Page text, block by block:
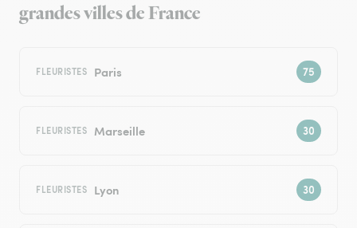
grandes villes de France
FLEURISTES Paris
FLEURISTES Marseille
FLEURISTES Lyon